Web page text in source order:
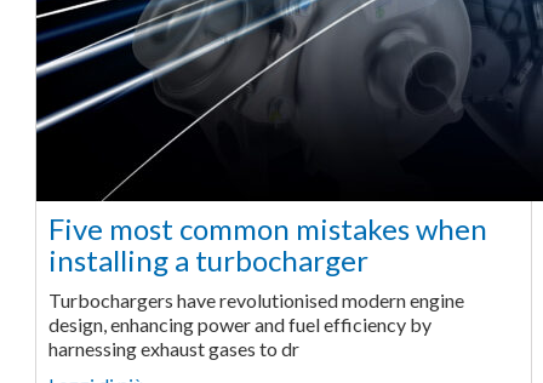
Five most common mistakes when
installing a turbocharger
Turbochargers have revolutionised modern engine
design, enhancing power and fuel efficiency by
harnessing exhaust gases to dr